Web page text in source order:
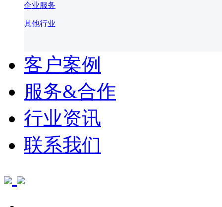
企业服务
其他行业
客户案例
服务&合作
行业资讯
联系我们